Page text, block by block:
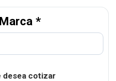
*
desea cotizar